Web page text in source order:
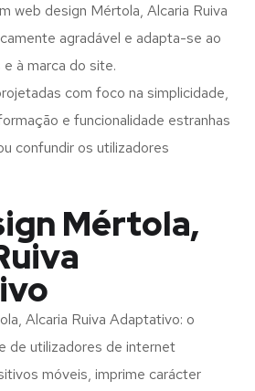
web design Mértola, Alcaria Ruiva
agradável e adapta-se ao
à marca do site.
com foco na simplicidade,
e funcionalidade estranhas
confundir os utilizadores
Mértola,
Alcaria Ruiva Adaptativo: o
de utilizadores de internet
móveis, imprime carácter